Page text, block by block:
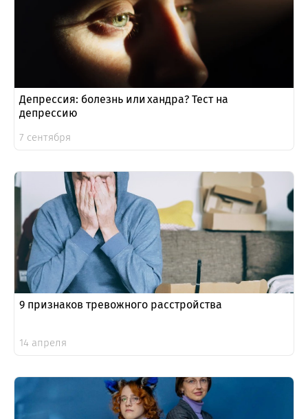
Депрессия: болезнь или хандра? Тест на
депрессию
7 сентября
9 признаков тревожного расстройства
14 апреля